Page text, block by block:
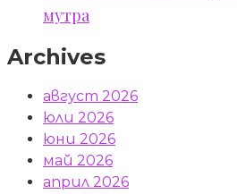
мутра
Archives
август 2026
юли 2026
юни 2026
май 2026
април 2026